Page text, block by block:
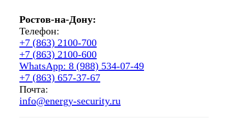
Ростов-на-Дону:
Телефон:
+7 (863) 2100-700
+7 (863) 2100-600
WhatsApp: 8 (988) 534-07-49
+7 (863) 657-37-67
Почта:
info@energy-security.ru